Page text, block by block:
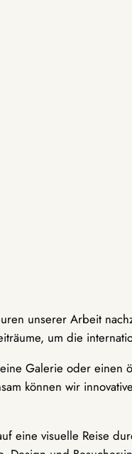
unserer Arbeit
um die
Galerie oder einen
können wir
eine visuelle Reise